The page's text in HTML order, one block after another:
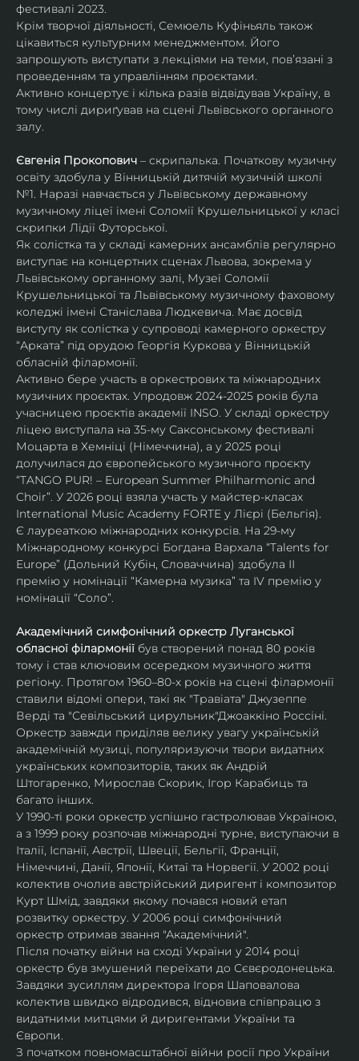
фестивалі 2023.
Крім творчої діяльності, Семюель Куфіньяль також
цікавиться культурним менеджментом. Його
запрошують виступати з лекціями на теми, пов’язані з
проведенням та управлінням проєктами.
Активно концертує і кілька разів відвідував Україну, в
тому числі дириґував на сцені Львівського органного
залу.
Євгенія Прокопович – скрипалька. Початкову музичну
освіту здобула у Вінницькій дитячій музичній школі
№1. Наразі навчається у Львівському державному
музичному ліцеї імені Соломії Крушельницької у класі
скрипки Лідії Футорської.
Як солістка та у складі камерних ансамблів регулярно
виступає на концертних сценах Львова, зокрема у
Львівському органному залі, Музеї Соломії
Крушельницької та Львівському музичному фаховому
коледжі імені Станіслава Людкевича. Має досвід
виступу як солістка у супроводі камерного оркестру
“Арката” під орудою Георгія Куркова у Вінницькій
обласній філармонії.
Активно бере участь в оркестрових та міжнародних
музичних проєктах. Упродовж 2024-2025 років була
учасницею проєктів академії INSO. У складі оркестру
ліцею виступала на 35-му Саксонському фестивалі
Моцарта в Хемніці (Німеччина), а у 2025 році
долучилася до європейського музичного проєкту
“TANGO PUR! – European Summer Philharmonic and
Choir”. У 2026 році взяла участь у майстер-класах
International Music Academy FORTE у Лієрі (Бельгія).
Є лауреаткою міжнародних конкурсів. На 29-му
Міжнародному конкурсі Богдана Вархала “Talents for
Europe” (Дольний Кубін, Словаччина) здобула ІІ
премію у номінації “Камерна музика” та IV премію у
номінації “Соло”.
Академічний симфонічний оркестр Луганської
обласної філармонії був створений понад 80 років
тому і став ключовим осередком музичного життя
регіону. Протягом 1960–80-х років на сцені філармонії
ставили відомі опери, такі як "Травіата" Джузеппе
Верді та "Севільський цирульник"Джоаккіно Россіні.
Оркестр завжди приділяв велику увагу українській
академічній музиці, популяризуючи твори видатних
українських композиторів, таких як Андрій
Штогаренко, Мирослав Скорик, Ігор Карабиць та
багато інших.
У 1990-ті роки оркестр успішно гастролював Україною,
а з 1999 року розпочав міжнародні турне, виступаючи в
Італії, Іспанії, Австрії, Швеції, Бельгії, Франції,
Німеччині, Данії, Японії, Китаї та Норвегії. У 2002 році
колектив очолив австрійський диригент і композитор
Курт Шмід, завдяки якому почався новий етап
розвитку оркестру. У 2006 році симфонічний
оркестр отримав звання "Академічний".
Після початку війни на сході України у 2014 році
оркестр був змушений переїхати до Сєвєродонецька.
Завдяки зусиллям директора Ігоря Шаповалова
колектив швидко відродився, відновив співпрацю з
видатними митцями й диригентами України та
Європи.
З початком повномасштабної війни росії про України